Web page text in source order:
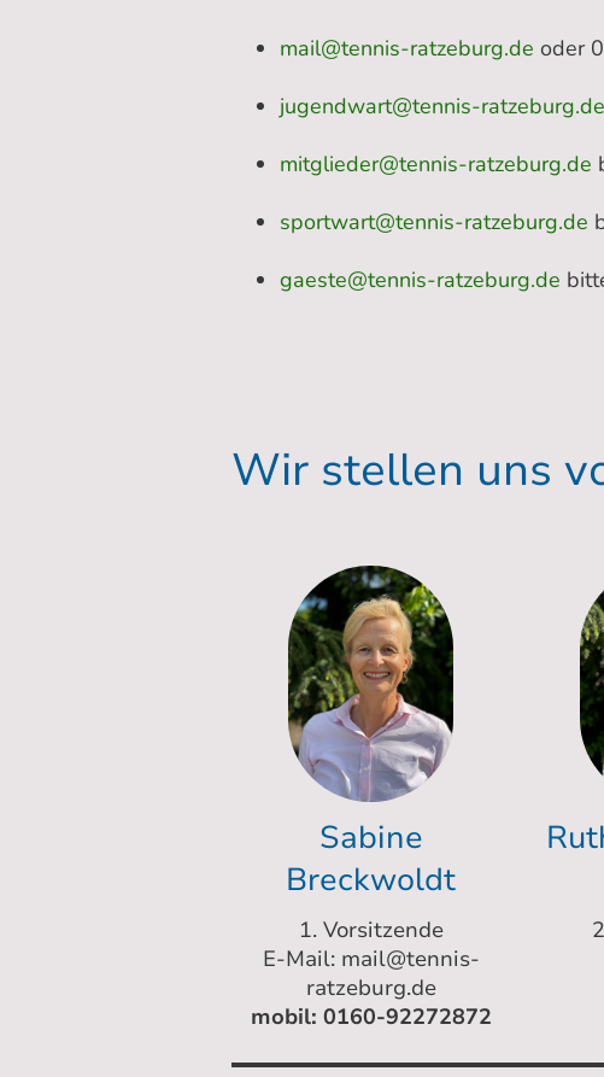
mail@tennis-ratzeburg.de oder
jugendwart@tennis-ratzeburg.de
mitglieder@tennis-ratzeburg.de
sportwart@tennis-ratzeburg.de
gaeste@tennis-ratzeburg.de
Wir stellen uns
1. Vorsitzende
E-Mail: mail@tennis-
ratzeburg.de
mobil: 0160-92272872
Sabine
Breckwoldt